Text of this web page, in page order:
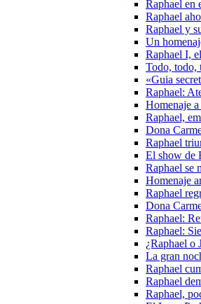
Raphael en
Raphael
Raphael y
Un
Raphael I,
Todo, todo,
«Guia
Raphael:
Homenaje
Raphael,
Dona
Raphael
El show de
Raphael se
Homenaje
Raphael
Dona
Raphael:
Raphael:
¿Raphael o
La gran
Raphael
Raphael
Raphael,